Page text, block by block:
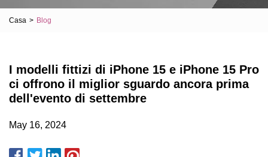
Casa > Blog
I modelli fittizi di iPhone 15 e iPhone 15 Pro
ci offrono il miglior sguardo ancora prima
dell'evento di settembre
May 16, 2024